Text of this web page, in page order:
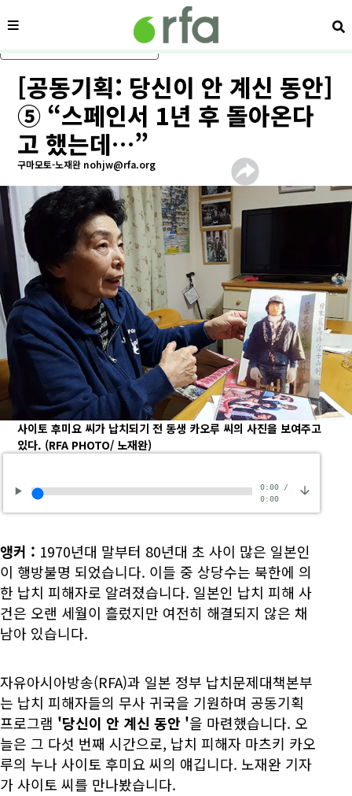
메인 콘텐츠로 건너뛰기
메뉴 검
[공동기획: 당신이 안 계신 동안]
⑤ “스페인서 1년 후 돌아온다
고 했는데…”
구마모토-노재완 nohjw@rfa.org
사이토 후미요 씨가 납치되기 전 동생 카오루 씨의 사진을 보여주고
있다. (RFA PHOTO/ 노재완)
0:00/
0:00
앵커 : 1970년대 말부터 80년대 초 사이 많은 일본인
이 행방불명 되었습니다. 이들 중 상당수는 북한에 의
한 납치 피해자로 알려졌습니다. 일본인 납치 피해 사
건은 오랜 세월이 흘렀지만 여전히 해결되지 않은 채
남아 있습니다.
자유아시아방송(RFA)과 일본 정부 납치문제대책본부
는 납치 피해자들의 무사 귀국을 기원하며 공동기획
프로그램 '당신이 안 계신 동안 '을 마련했습니다. 오
늘은 그 다섯 번째 시간으로, 납치 피해자 마츠키 카오
루의 누나 사이토 후미요 씨의 얘깁니다. 노재완 기자
가 사이토 씨를 만나봤습니다.